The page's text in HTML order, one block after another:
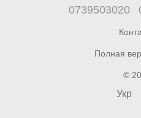
0739503020
Полная
©
Укр